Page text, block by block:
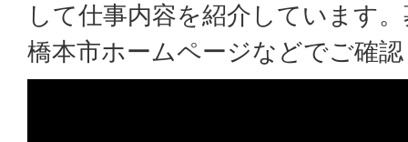
して仕事内容を紹介しています
橋本市ホームページなどでご確